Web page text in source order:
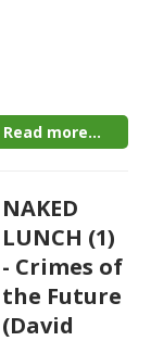
Read more...
NAKED
LUNCH (1)
- Crimes of
the Future
(David